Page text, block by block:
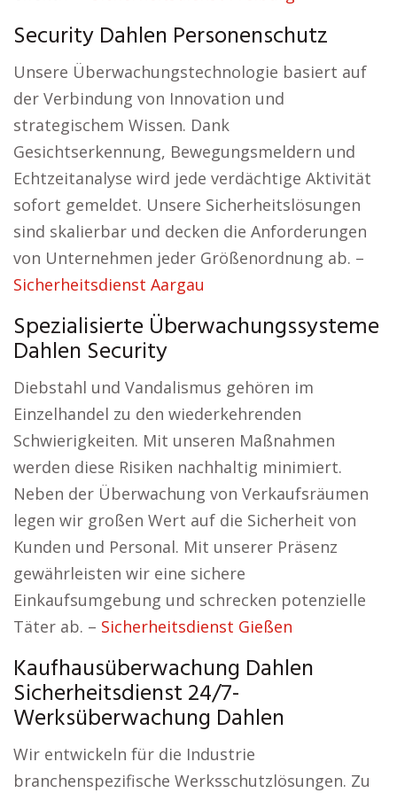
Security Dahlen Personenschutz
Unsere Überwachungstechnologie basiert auf
der Verbindung von Innovation und
strategischem Wissen. Dank
Gesichtserkennung, Bewegungsmeldern und
Echtzeitanalyse wird jede verdächtige Aktivität
sofort gemeldet. Unsere Sicherheitslösungen
sind skalierbar und decken die Anforderungen
von Unternehmen jeder Größenordnung ab. –
Sicherheitsdienst Aargau
Spezialisierte Überwachungssysteme
Dahlen Security
Diebstahl und Vandalismus gehören im
Einzelhandel zu den wiederkehrenden
Schwierigkeiten. Mit unseren Maßnahmen
werden diese Risiken nachhaltig minimiert.
Neben der Überwachung von Verkaufsräumen
legen wir großen Wert auf die Sicherheit von
Kunden und Personal. Mit unserer Präsenz
gewährleisten wir eine sichere
Einkaufsumgebung und schrecken potenzielle
Täter ab. – Sicherheitsdienst Gießen
Kaufhausüberwachung Dahlen
Sicherheitsdienst 24/7-
Werksüberwachung Dahlen
Wir entwickeln für die Industrie
branchenspezifische Werksschutzlösungen. Zu